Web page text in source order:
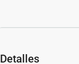
Detalles